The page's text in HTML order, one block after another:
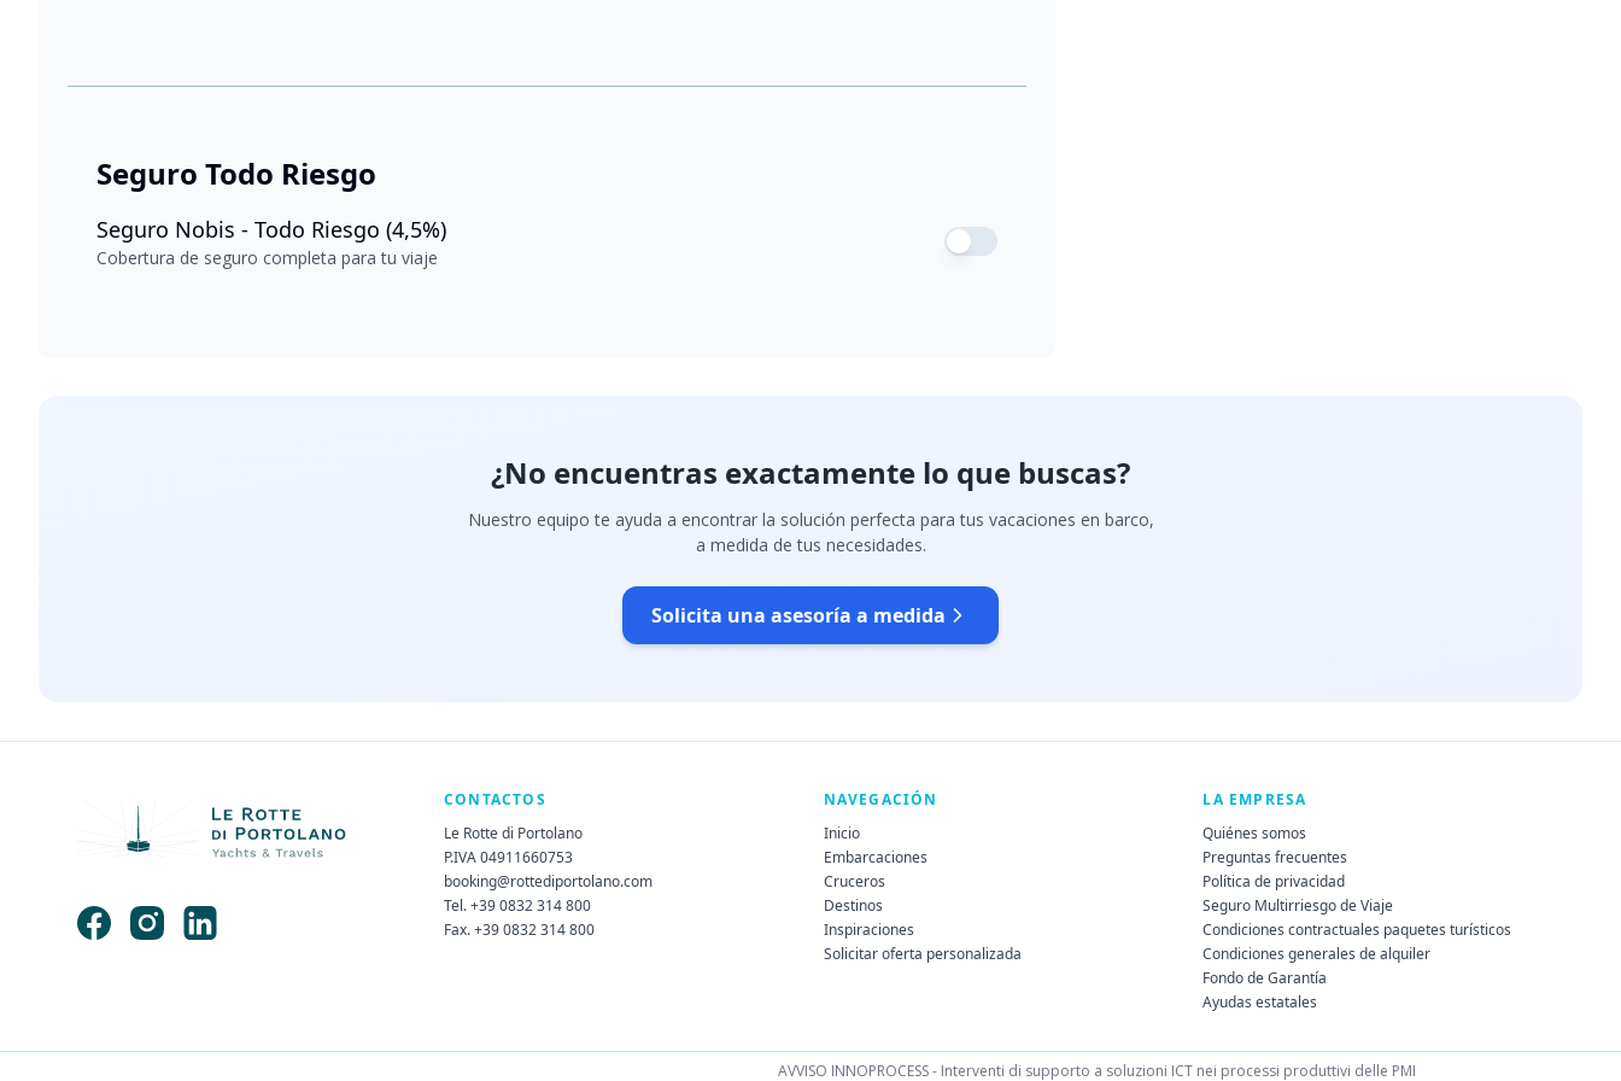
Seguro Todo Riesgo
Seguro Nobis - Todo Riesgo (4,5%)
Cobertura de seguro completa para tu viaje
¿No encuentras exactamente lo que buscas?
Nuestro equipo te ayuda a encontrar la solución perfecta para tus vacaciones en barco,
a medida de tus necesidades.
Solicita una asesoría a medida
CONTACTOS
Le Rotte di Portolano
P.IVA 04911660753
booking@rottediportolano.com
Tel. +39 0832 314 800
Fax. +39 0832 314 800
NAVEGACIÓN
Inicio
Embarcaciones
Cruceros
Destinos
Inspiraciones
Solicitar oferta personalizada
LA EMPRESA
Quiénes somos
Preguntas frecuentes
Política de privacidad
Seguro Multirriesgo de Viaje
Condiciones contractuales paquetes turísticos
Condiciones generales de alquiler
Fondo de Garantía
Ayudas estatales
AVVISO INNOPROCESS - Interventi di supporto a soluzioni ICT nei processi produttivi delle PMI